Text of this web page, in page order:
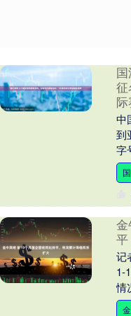
中
到
字
样
我
记
1-
情
有